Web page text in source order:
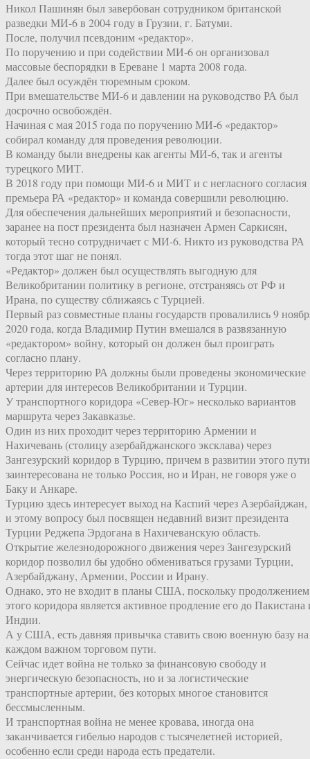
Никол Пашинян был завербован сотрудником британской
разведки МИ-6 в 2004 году в Грузии, г. Батуми.
После, получил псевдоним «редактор».
По поручению и при содействии МИ-6 он организовал
массовые беспорядки в Ереване 1 марта 2008 года.
Далее был осуждён тюремным сроком.
При вмешательстве МИ-6 и давлении на руководство РА был
досрочно освобождён.
Начиная с мая 2015 года по поручению МИ-6 «редактор»
собирал команду для проведения революции.
В команду были внедрены как агенты МИ-6, так и агенты
турецкого МИТ.
В 2018 году при помощи МИ-6 и МИТ и с негласного согласия
премьера РА «редактор» и команда совершили революцию.
Для обеспечения дальнейших мероприятий и безопасности,
заранее на пост президента был назначен Армен Саркисян,
который тесно сотрудничает с МИ-6. Никто из руководства РА
тогда этот шаг не понял.
«Редактор» должен был осуществлять выгодную для
Великобритании политику в регионе, отстраняясь от РФ и
Ирана, по существу сближаясь с Турцией.
Первый раз совместные планы государств провалились 9
2020 года, когда Владимир Путин вмешался в развязанную
«редактором» войну, который он должен был проиграть
согласно плану.
Через территорию РА должны были проведены экономические
артерии для интересов Великобритании и Турции.
У транспортного коридора «Север-Юг» несколько вариантов
маршрута через Закавказье.
Один из них проходит через территорию Армении и
Нахичевань (столицу азербайджанского эксклава) через
Зангезурский коридор в Турцию, причем в развитии этого пути
заинтересована не только Россия, но и Иран, не говоря уже о
Баку и Анкаре.
Турцию здесь интересует выход на Каспий через Азербайджан,
и этому вопросу был посвящен недавний визит президента
Турции Реджепа Эрдогана в Нахичеванскую область.
Открытие железнодорожного движения через Зангезурский
коридор позволил бы удобно обмениваться грузами Турции,
Азербайджану, Армении, России и Ирану.
Однако, это не входит в планы США, поскольку продолжением
этого коридора является активное продление его до Пакистана
Индии.
А у США, есть давняя привычка ставить свою военную базу на
каждом важном торговом пути.
Сейчас идет война не только за финансовую свободу и
энергическую безопасность, но и за логистические
транспортные артерии, без которых многое становится
бессмысленным.
И транспортная война не менее кровава, иногда она
заканчивается гибелью народов с тысячелетней историей,
особенно если среди народа есть предатели.